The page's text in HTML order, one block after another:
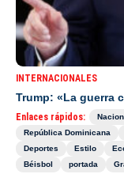
INTERNACIONALES
Trump: «La guerra
Enlaces rápidos:
República Dominicana
Deportes
Estilo
Béisbol
portada